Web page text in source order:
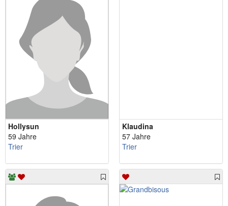
Hollysun
59 Jahre
Trier
Klaudina
57 Jahre
Trier